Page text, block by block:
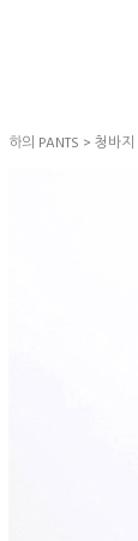
하의 PANTS > 청바지